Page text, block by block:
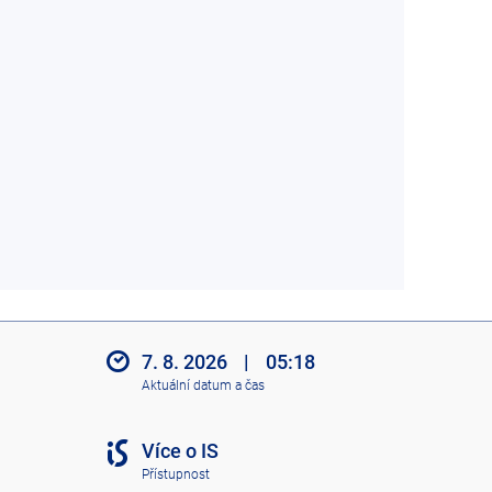
7. 8. 2026 | 05:18
Aktuální datum a čas
Více o IS
Přístupnost